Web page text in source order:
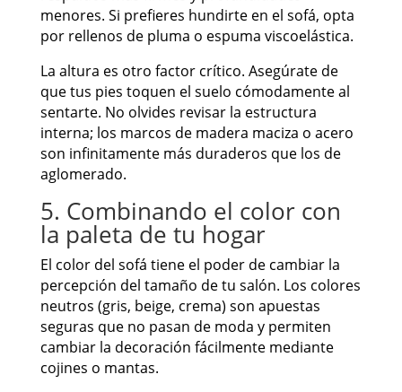
menores. Si prefieres hundirte en el sofá, opta
por rellenos de pluma o espuma viscoelástica.
La altura es otro factor crítico. Asegúrate de
que tus pies toquen el suelo cómodamente al
sentarte. No olvides revisar la estructura
interna; los marcos de madera maciza o acero
son infinitamente más duraderos que los de
aglomerado.
5. Combinando el color con
la paleta de tu hogar
El color del sofá tiene el poder de cambiar la
percepción del tamaño de tu salón. Los colores
neutros (gris, beige, crema) son apuestas
seguras que no pasan de moda y permiten
cambiar la decoración fácilmente mediante
cojines o mantas.